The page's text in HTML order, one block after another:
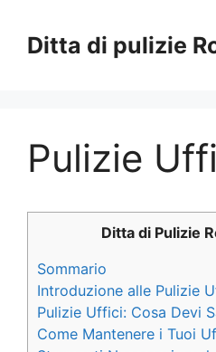
contenuto
Ditta di pulizie
Pulizie
Ditta di Pulizie
Sommario
Introduzione alle Pulizie
Pulizie Uffici: Cosa Devi
Come Mantenere i Tuoi